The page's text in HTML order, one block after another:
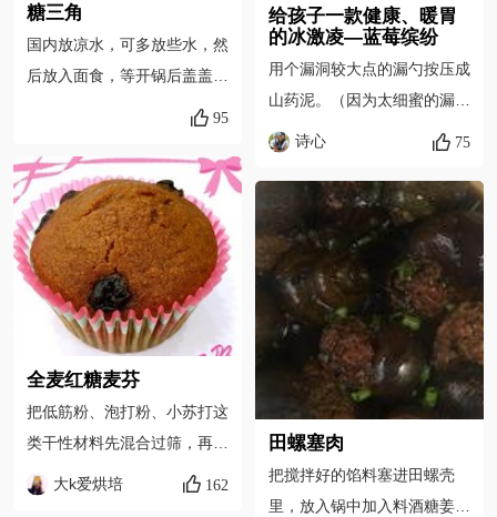
糖三角
国内放凉水，可多放些水，然
后放入面食，等开锅后盖盖。
蒸15分钟，然后闭火放5分钟
60元，至今我还没吃回来本
钱那！每次都是难过的记忆！
哈哈哈，因为不好吃就只能我
一个人吃了！！
95
全麦红糖麦芬
把低筋粉、泡打粉、小苏打这
类干性材料先混合过筛，再过
全麦面粉混合均匀，分两次过
大k爱烘培 162
给孩子一款健康、暖胃
的冰激凌—蓝莓缤纷
用个漏洞较大点的漏勺按压成
山药泥。（因为太细蜜的漏勺
很难过滤下去，或者装入保鲜
诗心 75
田螺塞肉
把搅拌好的馅料塞进田螺壳
里，放入锅中加入料酒糖姜片